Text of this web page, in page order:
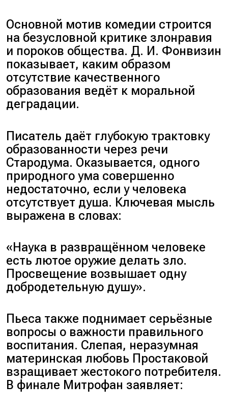
Основной мотив комедии строится
на безусловной критике злонравия
и пороков общества. Д. И. Фонвизин
показывает, каким образом
отсутствие качественного
образования ведёт к моральной
деградации.
Писатель даёт глубокую трактовку
образованности через речи
Стародума. Оказывается, одного
природного ума совершенно
недостаточно, если у человека
отсутствует душа. Ключевая мысль
выражена в словах:
«Наука в развращённом человеке
есть лютое оружие делать зло.
Просвещение возвышает одну
добродетельную душу».
Пьеса также поднимает серьёзные
вопросы о важности правильного
воспитания. Слепая, неразумная
материнская любовь Простаковой
взращивает жестокого потребителя.
В финале Митрофан заявляет: